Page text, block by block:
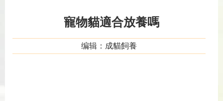
寵物貓適合放養嗎
编辑：成貓飼養